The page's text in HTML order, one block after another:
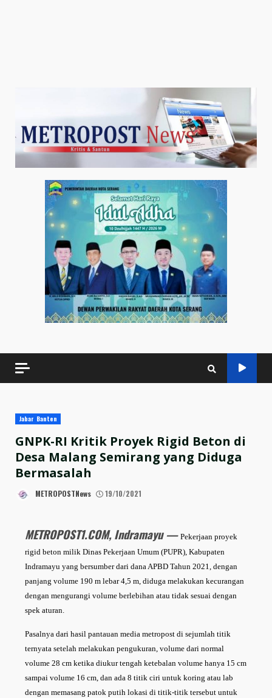
Jabar Banten
GNPK-RI Kritik Proyek Rigid Beton di
Desa Malang Semirang yang Diduga
Bermasalah
METROPOSTNews 19/10/2021
METROPOST1.COM, Indramayu — Pekerjaan proyek
rigid beton milik Dinas Pekerjaan Umum (PUPR), Kabupaten
Indramayu yang bersumber dari dana APBD Tahun 2021, dengan
panjang volume 190 m lebar 4,5 m, diduga melakukan kecurangan
dengan mengurangi volume berlebihan atau tidak sesuai dengan
spek aturan.
Pasalnya dari hasil pantauan media metropost di sejumlah titik
ternyata setelah melakukan pengukuran, volume dari normal
volume 28 cm ketika diukur tengah ketebalan volume hanya 15 cm
sampai volume 16 cm, dan ada 8 titik ciri untuk koring atau lab
dengan memasang patok putih lokasi di titik-titik tersebut untuk